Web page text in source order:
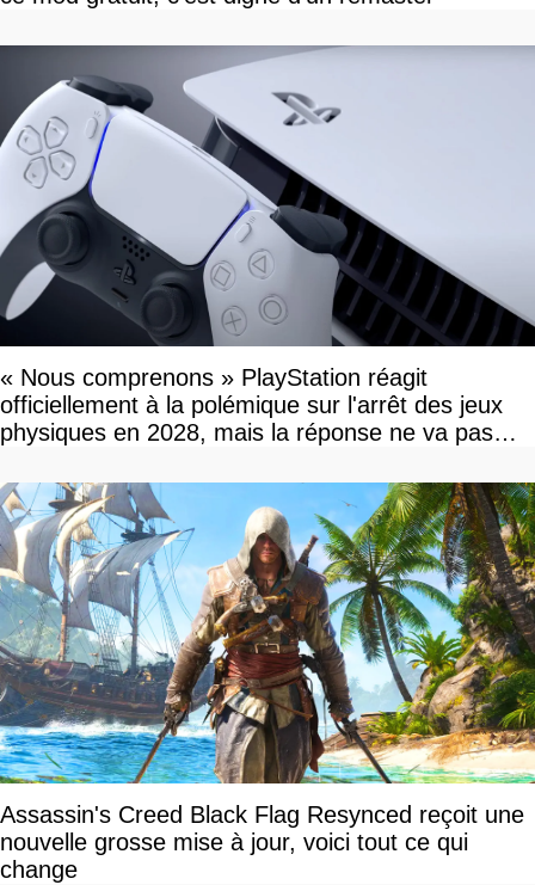
« Nous comprenons » PlayStation réagit
officiellement à la polémique sur l'arrêt des jeux
physiques en 2028, mais la réponse ne va pas
Assassin's Creed Black Flag Resynced reçoit une
nouvelle grosse mise à jour, voici tout ce qui
change